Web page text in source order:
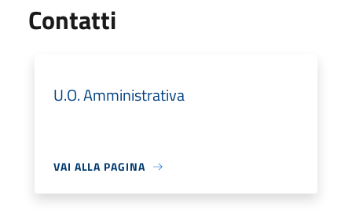
Contatti
U.O. Amministrativa
VAI ALLA PAGINA